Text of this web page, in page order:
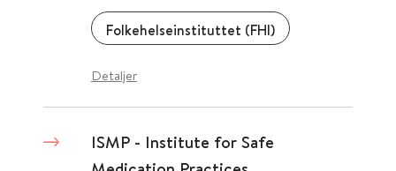
Folkehelseinstituttet (FHI)
Detaljer
ISMP - Institute for Safe